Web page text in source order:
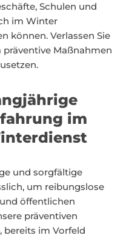
Schulen und
im Winter
können. Verlassen Sie
präventive Maßnahmen
im
und sorgfältige
um reibungslose
öffentlichen
präventiven
bereits im Vorfeld